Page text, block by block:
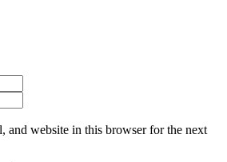
and website in this browser for the next